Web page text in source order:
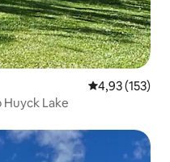
Gemiddelde
4,93 (153)
Lake